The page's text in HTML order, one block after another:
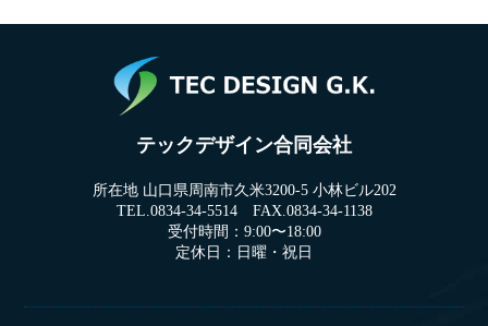
テックデザイン合同会社
所在地 山口県周南市久米3200-5 小林ビル202
TEL.0834-34-5514 FAX.0834-34-1138
受付時間：9:00〜18:00
定休日：日曜・祝日